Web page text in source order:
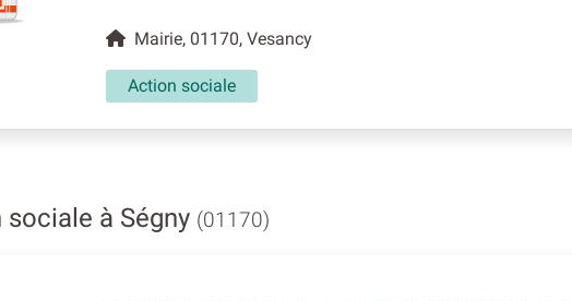
Mairie, 01170, Vesancy
Action sociale
à Ségny (01170)